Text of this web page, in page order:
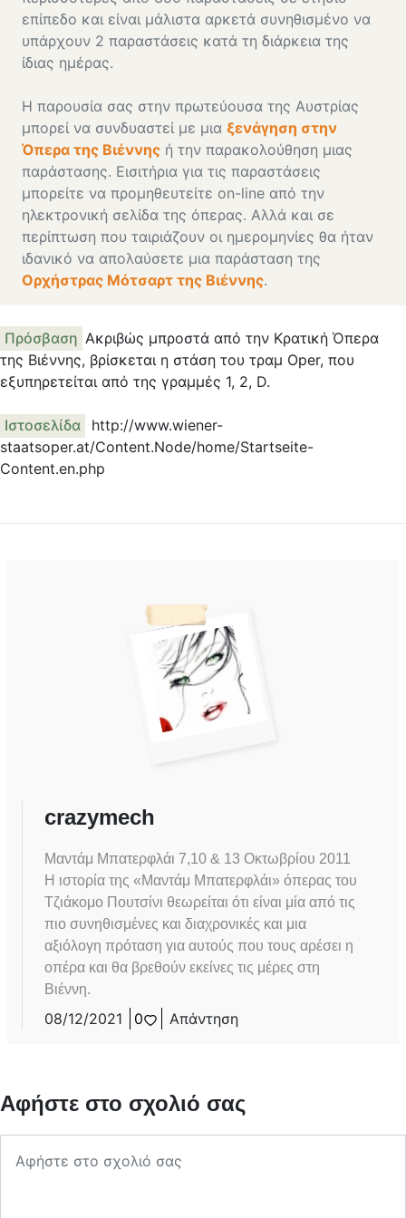
επίπεδο και είναι μάλιστα αρκετά συνηθισμένο να
υπάρχουν 2 παραστάσεις κατά τη διάρκεια της
ίδιας ημέρας.
Η παρουσία σας στην πρωτεύουσα της Αυστρίας
μπορεί να συνδυαστεί με μια ξενάγηση στην
Όπερα της Βιέννης ή την παρακολούθηση μιας
παράστασης. Εισιτήρια για τις παραστάσεις
μπορείτε να προμηθευτείτε on-line από την
ηλεκτρονική σελίδα της όπερας. Αλλά και σε
περίπτωση που ταιριάζουν οι ημερομηνίες θα ήταν
ιδανικό να απολαύσετε μια παράσταση της
Ορχήστρας Μότσαρτ της Βιέννης.
Πρόσβαση Ακριβώς μπροστά από την Κρατική Όπερα
της Βιέννης, βρίσκεται η στάση του τραμ Oper, που
εξυπηρετείται από της γραμμές 1, 2, D.
Ιστοσελίδα
http://www.wiener-
staatsoper.at/Content.Node/home/Startseite-
Content.en.php
crazymech
Μαντάμ Μπατερφλάι 7,10 & 13 Οκτωβρίου 2011
Η ιστορία της «Μαντάμ Μπατερφλάι» όπερας του
Τζιάκομο Πουτσίνι θεωρείται ότι είναι μία από τις
πιο συνηθισμένες και διαχρονικές και μια
αξιόλογη πρόταση για αυτούς που τους αρέσει η
οπέρα και θα βρεθούν εκείνες τις μέρες στη
Βιέννη.
08/12/2021 0 Απάντηση
Αφήστε στο σχολιό σας